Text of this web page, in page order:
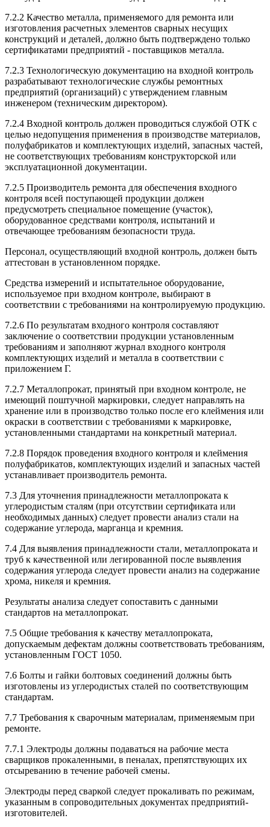
7.2.2 Качество металла, применяемого для ремонта или
изготовления расчетных элементов сварных несущих
конструкций и деталей, должно быть подтверждено только
сертификатами предприятий - поставщиков металла.
7.2.3 Технологическую документацию на входной контроль
разрабатывают технологические службы ремонтных
предприятий (организаций) с утверждением главным
инженером (техническим директором).
7.2.4 Входной контроль должен проводиться службой ОТК с
целью недопущения применения в производстве материалов,
полуфабрикатов и комплектующих изделий, запасных частей,
не соответствующих требованиям конструкторской или
эксплуатационной документации.
7.2.5 Производитель ремонта для обеспечения входного
контроля всей поступающей продукции должен
предусмотреть специальное помещение (участок),
оборудованное средствами контроля, испытаний и
отвечающее требованиям безопасности труда.
Персонал, осуществляющий входной контроль, должен быть
аттестован в установленном порядке.
Средства измерений и испытательное оборудование,
используемое при входном контроле, выбирают в
соответствии с требованиями на контролируемую продукцию.
7.2.6 По результатам входного контроля составляют
заключение о соответствии продукции установленным
требованиям и заполняют журнал входного контроля
комплектующих изделий и металла в соответствии с
приложением Г.
7.2.7 Металлопрокат, принятый при входном контроле, не
имеющий поштучной маркировки, следует направлять на
хранение или в производство только после его клеймения или
окраски в соответствии с требованиями к маркировке,
установленными стандартами на конкретный материал.
7.2.8 Порядок проведения входного контроля и клеймения
полуфабрикатов, комплектующих изделий и запасных частей
устанавливает производитель ремонта.
7.3 Для уточнения принадлежности металлопроката к
углеродистым сталям (при отсутствии сертификата или
необходимых данных) следует провести анализ стали на
содержание углерода, марганца и кремния.
7.4 Для выявления принадлежности стали, металлопроката и
труб к качественной или легированной после выявления
содержания углерода следует провести анализ на содержание
хрома, никеля и кремния.
Результаты анализа следует сопоставить с данными
стандартов на металлопрокат.
7.5 Общие требования к качеству металлопроката,
допускаемым дефектам должны соответствовать требованиям,
установленным ГОСТ 1050.
7.6 Болты и гайки болтовых соединений должны быть
изготовлены из углеродистых сталей по соответствующим
стандартам.
7.7 Требования к сварочным материалам, применяемым при
ремонте.
7.7.1 Электроды должны подаваться на рабочие места
сварщиков прокаленными, в пеналах, препятствующих их
отсыреванию в течение рабочей смены.
Электроды перед сваркой следует прокаливать по режимам,
указанным в сопроводительных документах предприятий-
изготовителей.